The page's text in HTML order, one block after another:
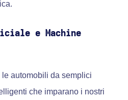
e Machine
automobili da semplici
che imparano i nostri